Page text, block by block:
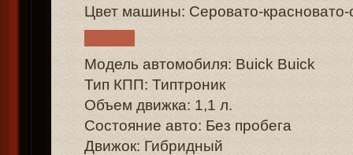
Цвет машины: Серовато-
Модель автомобиля: Buick Buick
Тип КПП: Типтроник
Объем движка: 1,1 л.
Состояние авто: Без пробега
Движок: Гибридный